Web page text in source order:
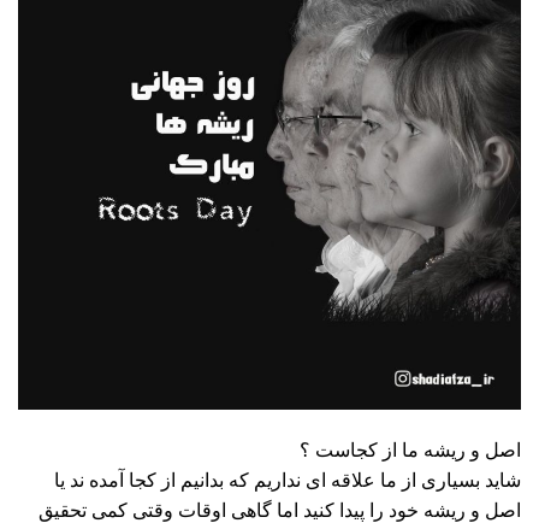
اصل و ریشه ما از کجاست ؟
شاید بسیاری از ما علاقه ای نداریم که بدانیم از کجا آمده ند یا
اصل و ریشه خود را پیدا کنید اما گاهی اوقات وقتی کمی تحقیق